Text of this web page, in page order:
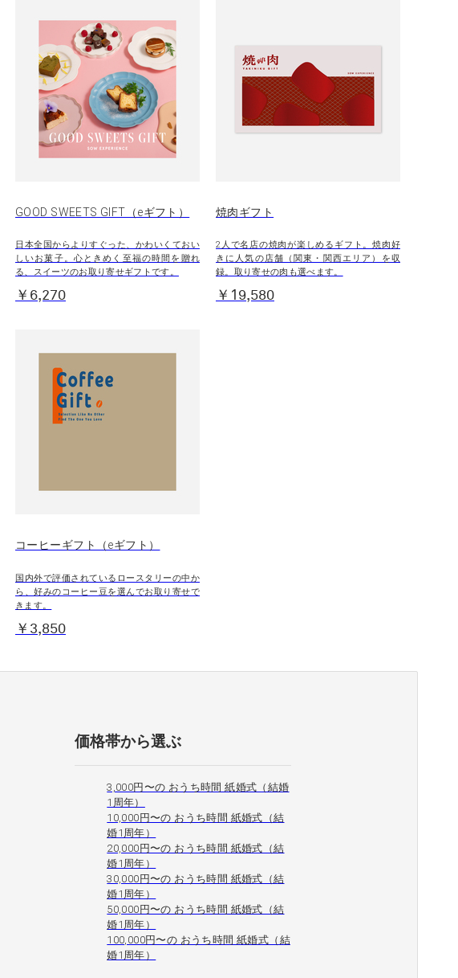
GOOD SWEETS GIFT（eギフト）
日本全国からよりすぐった、かわいくておい
しいお菓子。心ときめく至福の時間を贈れ
る、スイーツのお取り寄せギフトです。
￥6,270
焼肉ギフト
2人で名店の焼肉が楽しめるギフト。焼肉好
きに人気の店舗（関東・関西エリア）を収
録。取り寄せの肉も選べます。
￥19,580
コーヒーギフト（eギフト）
国内外で評価されているロースタリーの中か
ら、好みのコーヒー豆を選んでお取り寄せで
きます。
￥3,850
価格帯から選ぶ
3,000円〜の おうち時間 紙婚式（結婚
1周年）
10,000円〜の おうち時間 紙婚式（結
婚1周年）
20,000円〜の おうち時間 紙婚式（結
婚1周年）
30,000円〜の おうち時間 紙婚式（結
婚1周年）
50,000円〜の おうち時間 紙婚式（結
婚1周年）
100,000円〜の おうち時間 紙婚式（結
婚1周年）